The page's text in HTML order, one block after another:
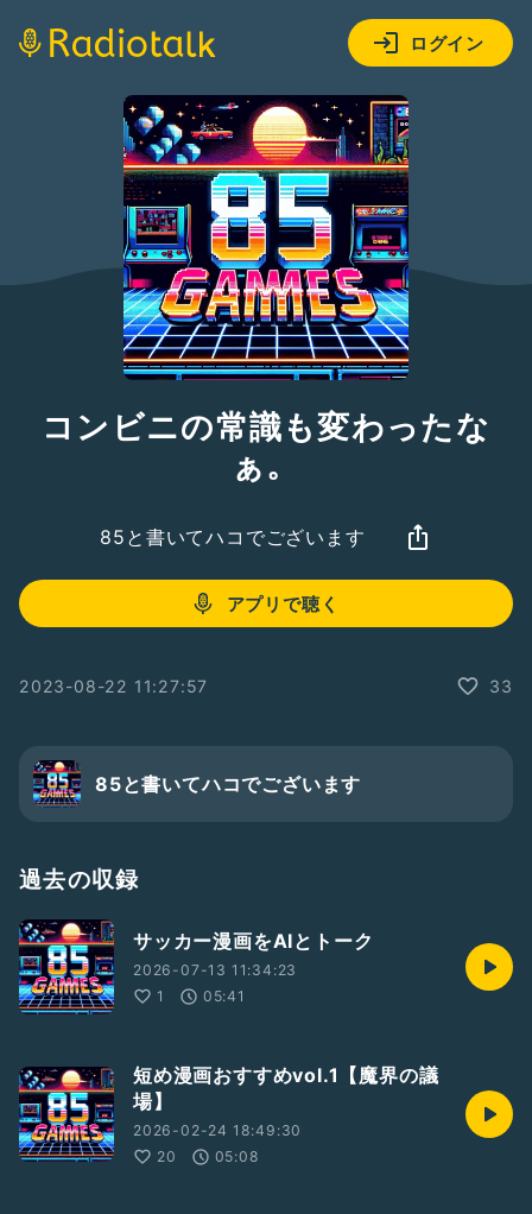
ログイン
コンビニの常識も変わったな
ぁ。
85と書いてハコでございます
アプリで聴く
2023-08-22 11:27:57 33
85と書いてハコでございます
過去の収録
サッカー漫画をAIとトーク
2026-07-13 11:34:23
1
05:41
短め漫画おすすめvol.1【魔界の議
場】
2026-02-24 18:49:30
20
05:08